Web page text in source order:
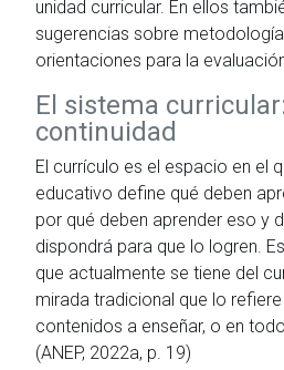
unidad curricular. En ellos
sugerencias sobre
orientaciones para la
El sistema
continuidad
El currículo es el espacio en el
educativo define qué deben
por qué deben aprender eso y
dispondrá para que lo logren.
que actualmente se tiene del
mirada tradicional que lo
contenidos a enseñar, o en
(ANEP, 2022a, p. 19)